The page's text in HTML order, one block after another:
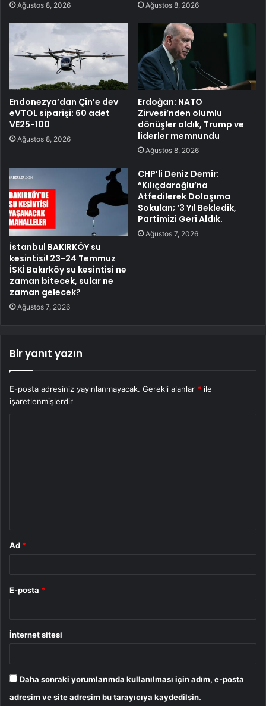
Ağustos 8, 2026 Ağustos 8, 2026
Endonezya’dan Çin’e dev
eVTOL siparişi: 60 adet
VE25-100
Ağustos 8, 2026
Erdoğan: NATO
Zirvesi’nden olumlu
dönüşler aldık, Trump ve
liderler memnundu
Ağustos 8, 2026
İstanbul BAKIRKÖY su
kesintisi! 23-24 Temmuz
İSKİ Bakırköy su kesintisi ne
zaman bitecek, sular ne
zaman gelecek?
Ağustos 7, 2026
CHP’li Deniz Demir:
“Kılıçdaroğlu’na
Atfedilerek Dolaşıma
Sokulan; ‘3 Yıl Bekledik,
Partimizi Geri Aldık.
Ağustos 7, 2026
Bir yanıt yazın
E-posta adresiniz yayınlanmayacak. Gerekli alanlar * ile
işaretlenmişlerdir
Ad *
E-posta *
İnternet sitesi
Daha sonraki yorumlarımda kullanılması için adım, e-posta
adresim ve site adresim bu tarayıcıya kaydedilsin.